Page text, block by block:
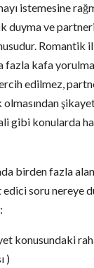
istemesine
duyma ve
Romantik
fazla kafa
edilmez,
olmasından
gibi konularda
birden fazla
soru nereye
konusundaki
)